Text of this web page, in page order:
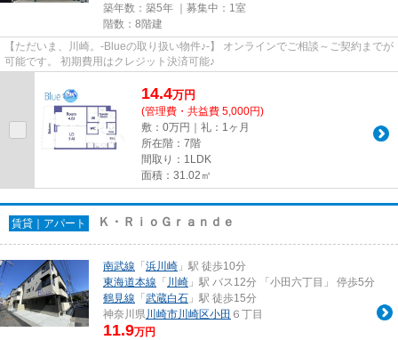
築年数：築5年 ｜募集中： 1室
階数：8階建
【ただいま、川崎。-Blueの取り扱い物件♪-】 オンラインでご相談～ご契約までが
可能です。 初期費用はクレジット決済可能♪
14.4万円
(管理費・共益費 5,000円)
敷：0万円｜礼：1ヶ月
所在階：7階
間取り：1LDK
面積：31.02㎡
賃貸｜アパート Ｋ・ＲｉｏＧｒａｎｄｅ
南武線 「 浜川崎 」駅 徒歩10分
東海道本線 「 川崎 」駅 バス12分 「小田六丁目」 停歩5分
鶴見線 「 武蔵白石 」駅 徒歩15分
神奈川県川崎市川崎区小田 ６丁目
11.9万円